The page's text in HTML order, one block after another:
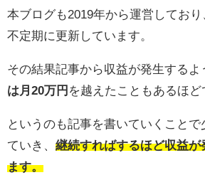
本ブログも2019年から運営してお
不定期に更新しています。
その結果記事から収益が発生するよ
は月20万円 を越えたこともあるほど
というのも記事を書いていくことで
ていき、 継続すればするほど収益
ます。